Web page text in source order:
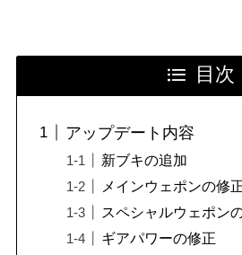
目次
アップデート内容
新ブキの追加
メインウェポンの修
スペシャルウェポン
ギアパワーの修正